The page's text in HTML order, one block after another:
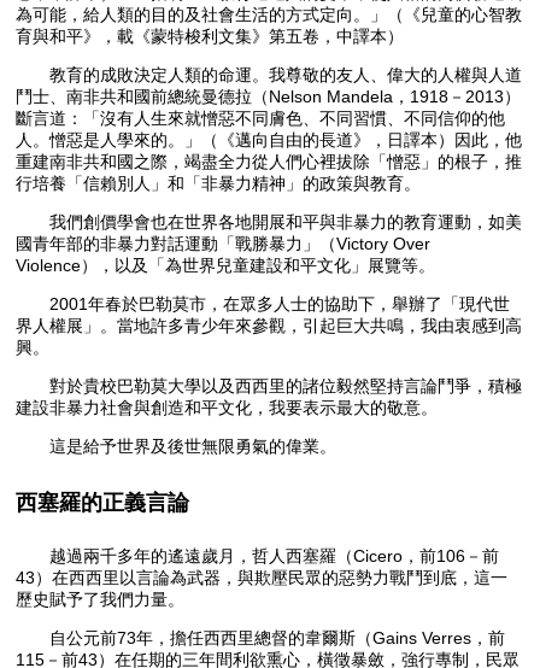
為可能，給人類的目的及社會生活的方式定向。」（《兒童的心智教
育與和平》，載《蒙特梭利文集》第五卷，中譯本）
教育的成敗決定人類的命運。我尊敬的友人、偉大的人權與人道
鬥士、南非共和國前總統曼德拉（Nelson Mandela，1918－2013）
斷言道：「沒有人生來就憎惡不同膚色、不同習慣、不同信仰的他
人。憎惡是人學來的。」（《邁向自由的長道》，日譯本）因此，他
重建南非共和國之際，竭盡全力從人們心裡拔除「憎惡」的根子，推
行培養「信賴別人」和「非暴力精神」的政策與教育。
我們創價學會也在世界各地開展和平與非暴力的教育運動，如美
國青年部的非暴力對話運動「戰勝暴力」（Victory Over
Violence），以及「為世界兒童建設和平文化」展覽等。
2001年春於巴勒莫市，在眾多人士的協助下，舉辦了「現代世
界人權展」。當地許多青少年來參觀，引起巨大共鳴，我由衷感到高
興。
對於貴校巴勒莫大學以及西西里的諸位毅然堅持言論鬥爭，積極
建設非暴力社會與創造和平文化，我要表示最大的敬意。
這是給予世界及後世無限勇氣的偉業。
西塞羅的正義言論
越過兩千多年的遙遠歲月，哲人西塞羅（Cicero，前106－前
43）在西西里以言論為武器，與欺壓民眾的惡勢力戰鬥到底，這一
歷史賦予了我們力量。
自公元前73年，擔任西西里總督的韋爾斯（Gains Verres，前
115－前43）在任期的三年間利欲熏心，橫徵暴斂，強行專制，民眾